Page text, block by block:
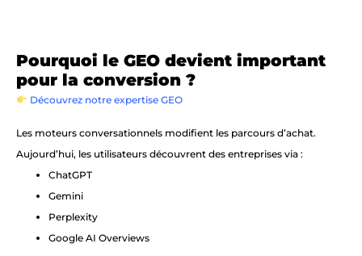
Pourquoi le GEO devient important
pour la conversion ?
Découvrez notre expertise GEO
Les moteurs conversationnels modifient les parcours d’achat.
Aujourd’hui, les utilisateurs découvrent des entreprises via :
ChatGPT
Gemini
Perplexity
Google AI Overviews